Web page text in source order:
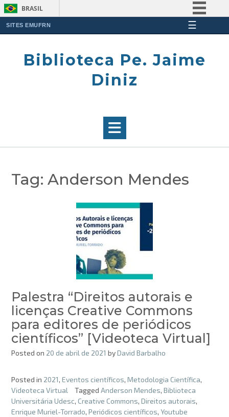
BRASIL
Participe
SITES EMUFRN ☰
Biblioteca Pe. Jaime
Diniz
Tag: Anderson Mendes
Palestra “Direitos autorais e
licenças Creative Commons
para editores de periódicos
científicos” [Videoteca Virtual]
Posted on 20 de abril de 2021 byDavid Barbalho
Posted in 2021, Eventos científicos, Metodologia Científica,
Videoteca Virtual
Tagged Anderson Mendes, Biblioteca
Universitária Udesc, Creative Commons, Direitos autorais,
Enrique Muriel-Torrado, Periódicos científicos, Youtube